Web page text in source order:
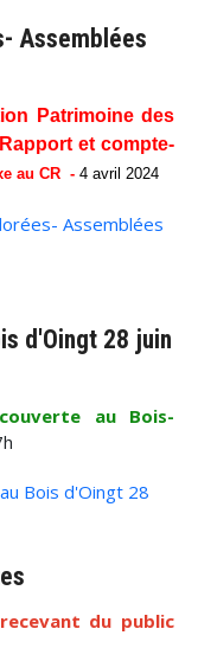
Assemblées
Patrimoine des
et compte-
au CR - 4 avril 2024
Assemblées
d'Oingt 28 juin
au Bois-
Bois d'Oingt 28
du public